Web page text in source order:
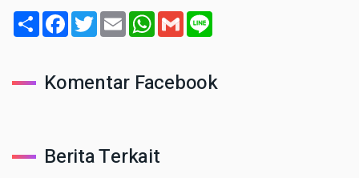
ShareFacebook
TwitterEmailWhatsApp
Gmail
Komentar Facebook
Berita Terkait